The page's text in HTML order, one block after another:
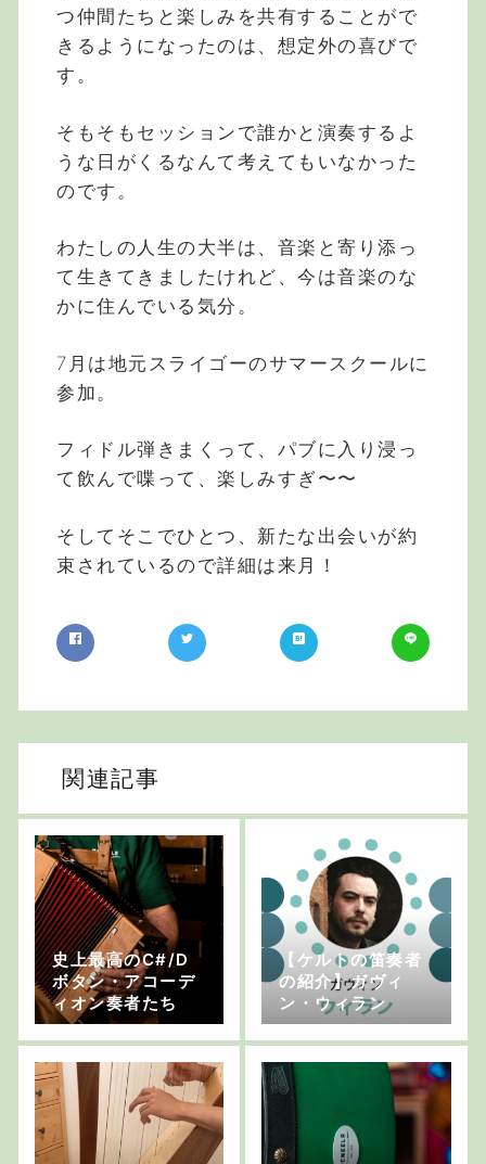
つ仲間たちと楽しみを共有することがで
きるようになったのは、想定外の喜びで
す。
そもそもセッションで誰かと演奏するよ
うな日がくるなんて考えてもいなかった
のです。
わたしの人生の大半は、音楽と寄り添っ
て生きてきましたけれど、今は音楽のな
かに住んでいる気分。
7月は地元スライゴーのサマースクールに
参加。
フィドル弾きまくって、パブに入り浸っ
て飲んで喋って、楽しみすぎ〜〜
そしてそこでひとつ、新たな出会いが約
束されているので詳細は来月！
関連記事
史上最高のC#/D
ボタン・アコーデ
ィオン奏者たち
【ケルトの笛奏者
の紹介】ガヴィ
ン・ウィラン